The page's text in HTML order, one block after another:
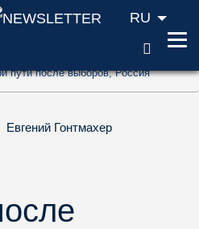
(ключ доступа
(ключ доступа '2')
(ключ доступа '3')
RU
пути после выборов, Россия
Евгений Гонтмахер